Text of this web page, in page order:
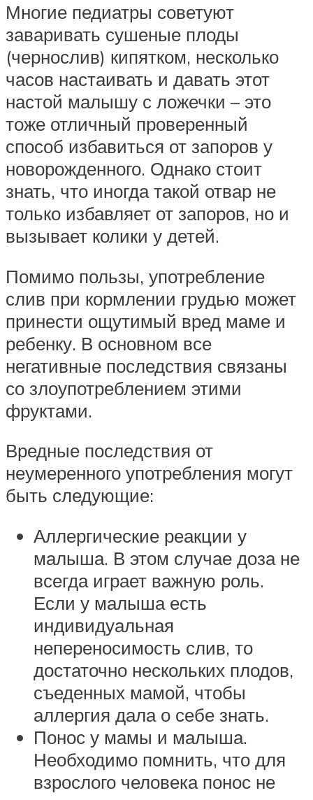
Многие педиатры советуют
заваривать сушеные плоды
(чернослив) кипятком, несколько
часов настаивать и давать этот
настой малышу с ложечки – это
тоже отличный проверенный
способ избавиться от запоров у
новорожденного. Однако стоит
знать, что иногда такой отвар не
только избавляет от запоров, но и
вызывает колики у детей.
Помимо пользы, употребление
слив при кормлении грудью может
принести ощутимый вред маме и
ребенку. В основном все
негативные последствия связаны
со злоупотреблением этими
фруктами.
Вредные последствия от
неумеренного употребления могут
быть следующие:
Аллергические реакции у
малыша. В этом случае доза не
всегда играет важную роль.
Если у малыша есть
индивидуальная
непереносимость слив, то
достаточно нескольких плодов,
съеденных мамой, чтобы
аллергия дала о себе знать.
Понос у мамы и малыша.
Необходимо помнить, что для
взрослого человека понос не